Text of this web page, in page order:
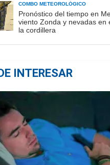
COMBO METEOROLÓGICO
Pronóstico del tiempo en
viento Zonda y nevadas en
la cordillera
INTERESAR